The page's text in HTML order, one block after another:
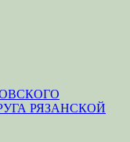
РЯЗАНСКОЙ